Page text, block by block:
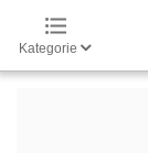
Kategorie